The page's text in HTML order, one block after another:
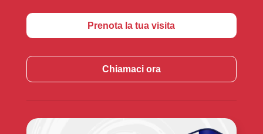
Prenota la tua visita
Chiamaci ora